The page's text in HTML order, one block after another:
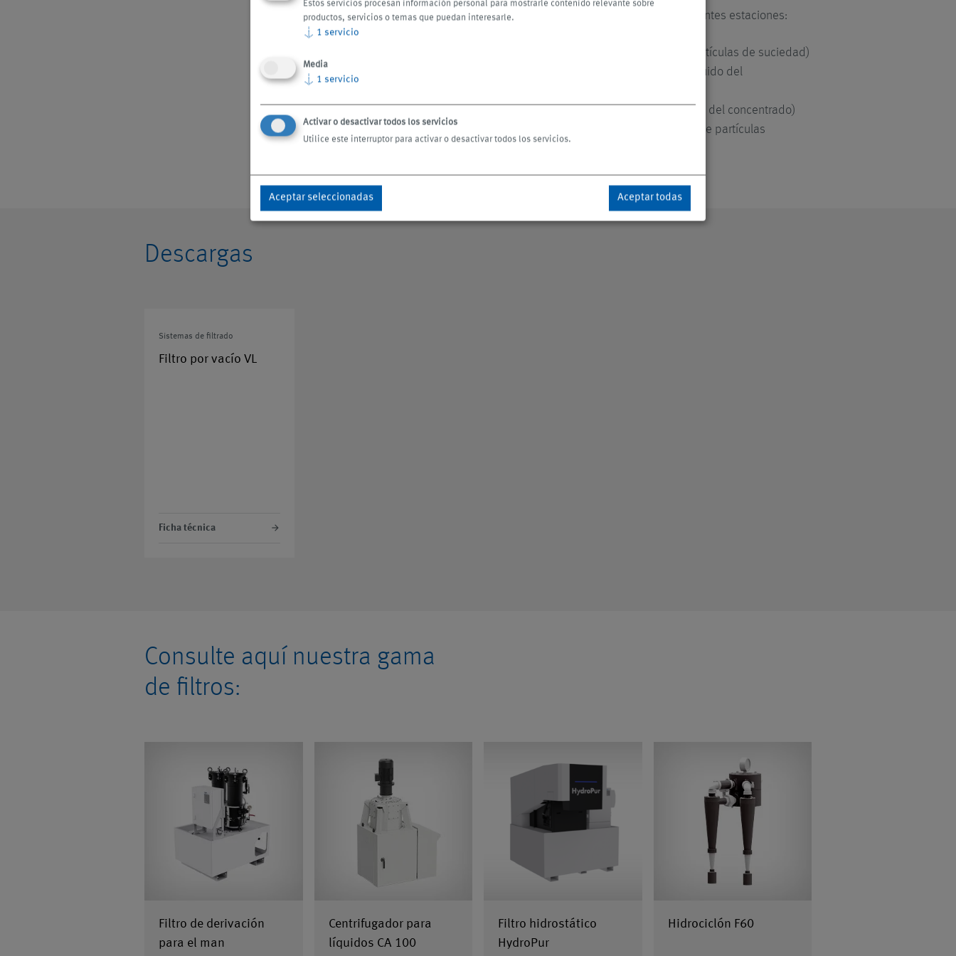
La cinta filtrante sin fin pasa por las siguientes estaciones:
Sección del filtro (separación de las partículas de suciedad)
Sección de secado (eliminación del líquido del
Limpieza con aire o cepillo (eliminación del concentrado)
Lavado a contracorriente (eliminación de partículas
Descargas
Sistemas de filtrado
Filtro por vacío VL
Ficha técnica
Consulte aquí nuestra gama
de filtros:
Filtro de derivación
para el man
Centrifugador para
líquidos CA 100
Filtro hidrostático
HydroPur
Hidrociclón F60
Estos servicios procesan información personal para mostrarle contenido relevante sobre
productos, servicios o temas que puedan interesarle.
↓ 1 servicio
Media
↓ 1 servicio
Activar o desactivar todos los servicios
Utilice este interruptor para activar o desactivar todos los servicios.
Aceptar seleccionadas Aceptar todas